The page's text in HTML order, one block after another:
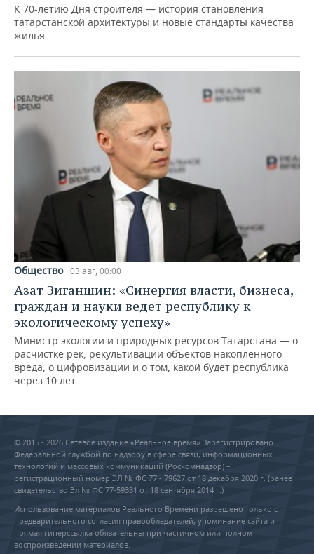
К 70-летию Дня строителя — история становления
татарстанской архитектуры и новые стандарты качества
жилья
Общество 03 авг, 00:00
Азат Зиганшин: «Синергия власти, бизнеса,
граждан и науки ведет республику к
экологическому успеху»
Министр экологии и природных ресурсов Татарстана — о
расчистке рек, рекультивации объектов накопленного
вреда, о цифровизации и о том, какой будет республика
через 10 лет
© 2015 - 2026 Сетевое издание «Реальное время» Зарегистрировано
Федеральной службой по надзору в сфере связи, информационных
технологий и массовых коммуникаций (Роскомнадзор) –
регистрационный номер ЭЛ № ФС 77 - 79627 от 18 декабря 2020 г. (ранее
свидетельство Эл № ФС 77-59331 от 18 сентября 2014 г.)
Использование материалов Реального Времени разрешено только с
предварительного согласия правообладателей, упоминание сайта и
прямая гиперссылка обязательны при частичном или полном
воспроизведении материалов.